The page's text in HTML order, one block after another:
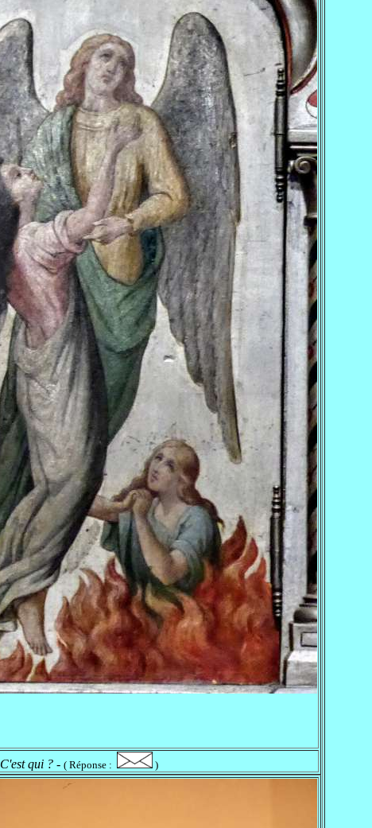
C'est qui ?- ( Réponse : )